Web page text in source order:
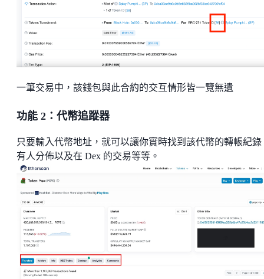
一筆交易中，該錢包與此合約的交互情形皆一覽無遺
功能 2：代幣追蹤器
只要輸入代幣地址，就可以讓你實時找到該代幣的轉帳紀錄
有人分佈以及在 Dex 的交易等等。